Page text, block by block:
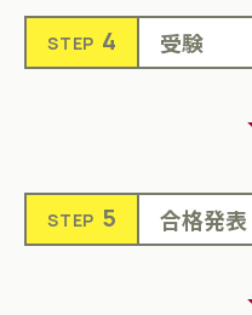
STEP 4 受験
STEP 5 合格発表